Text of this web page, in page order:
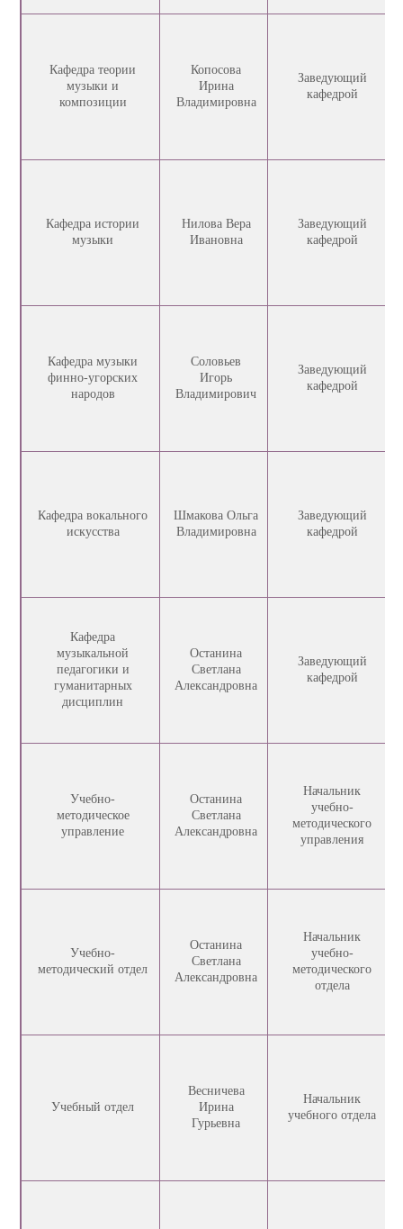
Кафедра теории
музыки и
композиции
Копосова
Ирина
Владимировна
Заведующий
кафедрой
Кафедра истории
музыки
Нилова Вера
Ивановна
Заведующий
кафедрой
Кафедра музыки
финно-угорских
народов
Соловьев
Игорь
Владимирович
Заведующий
кафедрой
Кафедра вокального
искусства
Шмакова Ольга
Владимировна
Заведующий
кафедрой
Кафедра
музыкальной
педагогики и
гуманитарных
дисциплин
Останина
Светлана
Александровна
Заведующий
кафедрой
Учебно-
методическое
управление
Останина
Светлана
Александровна
Начальник
учебно-
методического
управления
Учебно-
методический отдел
Останина
Светлана
Александровна
Начальник
учебно-
методического
отдела
Учебный отдел
Весничева
Ирина
Гурьевна
Начальник
учебного отдела